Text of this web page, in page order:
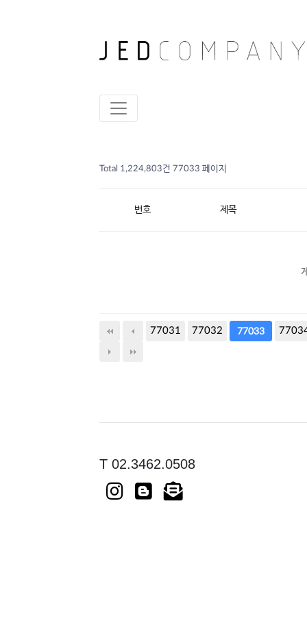
Total 1,224,803건 77033 페이지
번호 제목
77031 77032 77033
T 02.3462.0508